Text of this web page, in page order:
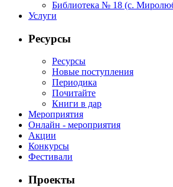
Библиотека № 18 (с.
Услуги
Ресурсы
Ресурсы
Новые поступления
Периодика
Почитайте
Книги в дар
Мероприятия
Онлайн - мероприятия
Акции
Конкурсы
Фестивали
Проекты